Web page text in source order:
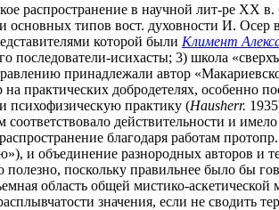
распространение в научной лит-ре XX
основных типов вост. духовности И. Осер
которой были Климент
последователи-исихасты; 3) школа
принадлежали автор
на практических добродетелях, особенно
психофизическую практику (Hausherr.
действительности и
благодаря работам
и объединение разнородных авторов и
поскольку правильнее было бы
область общей мистико-
значения, если не сводить